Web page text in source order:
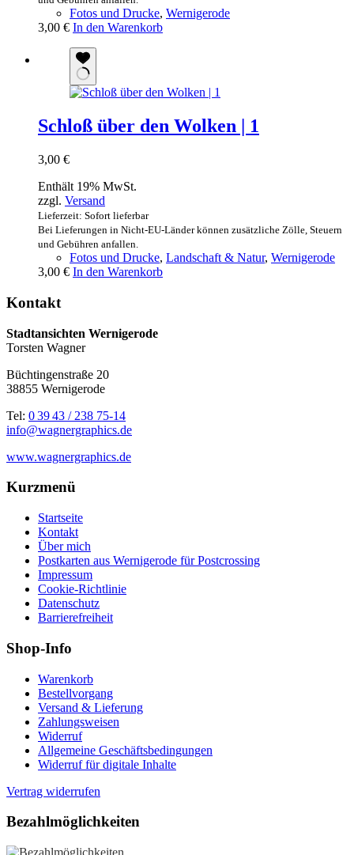
Fotos und Drucke, Wernigerode
3,00 € In den Warenkorb
Schloß über den Wolken | 1
3,00 €
Enthält 19% MwSt.
zzgl. Versand
Lieferzeit: Sofort lieferbar
Bei Lieferungen in Nicht-EU-Länder können zusätzliche Zölle, Steuern
und Gebühren anfallen.
Fotos und Drucke, Landschaft & Natur, Wernigerode
3,00 € In den Warenkorb
Kontakt
Stadtansichten Wernigerode
Torsten Wagner
Büchtingenstraße 20
38855 Wernigerode
Tel: 0 39 43 / 238 75-14
info@wagnergraphics.de
www.wagnergraphics.de
Kurzmenü
Startseite
Kontakt
Über mich
Postkarten aus Wernigerode für Postcrossing
Impressum
Cookie-Richtlinie
Datenschutz
Barrierefreiheit
Shop-Info
Warenkorb
Bestellvorgang
Versand & Lieferung
Zahlungsweisen
Widerruf
Allgemeine Geschäftsbedingungen
Widerruf für digitale Inhalte
Vertrag widerrufen
Bezahlmöglichkeiten